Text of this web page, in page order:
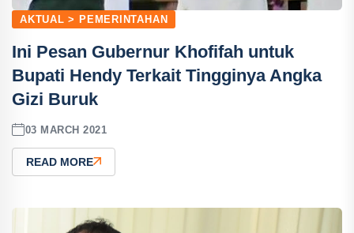
AKTUAL > PEMERINTAHAN
Ini Pesan Gubernur Khofifah untuk
Bupati Hendy Terkait Tingginya Angka
Gizi Buruk
03 MARCH 2021
READ MORE